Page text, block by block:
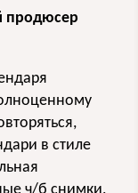
продюсер
в стиле